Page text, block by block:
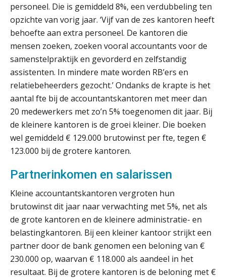
personeel. Die is gemiddeld 8%, een verdubbeling ten
opzichte van vorig jaar. ‘Vijf van de zes kantoren heeft
behoefte aan extra personeel. De kantoren die
mensen zoeken, zoeken vooral accountants voor de
samenstelpraktijk en gevorderd en zelfstandig
assistenten. In mindere mate worden RB’ers en
relatiebeheerders gezocht.’ Ondanks de krapte is het
aantal fte bij de accountantskantoren met meer dan
20 medewerkers met zo’n 5% toegenomen dit jaar. Bij
de kleinere kantoren is de groei kleiner. Die boeken
wel gemiddeld € 129.000 brutowinst per fte, tegen €
123.000 bij de grotere kantoren.
Partnerinkomen en salarissen
Kleine accountantskantoren vergroten hun
brutowinst dit jaar naar verwachting met 5%, net als
de grote kantoren en de kleinere administratie- en
belastingkantoren. Bij een kleiner kantoor strijkt een
partner door de bank genomen een beloning van €
230.000 op, waarvan € 118.000 als aandeel in het
resultaat. Bij de grotere kantoren is de beloning met €
ICT & AI | De accountant als
rekenwonder
Dashboard voor
administratiekantoren: al je klanten in
één overzicht
De vijf grootste uitdagingen in
Yousri Mandour: “Verandering begint
waar het schuurt”
Waarom het huidige verdienmodel
Wie is de eerste? De AI-revolutie
waar elk kantoor op wacht.
Hoe snellere straatjes het zicht op
datakwaliteit vertroebelen